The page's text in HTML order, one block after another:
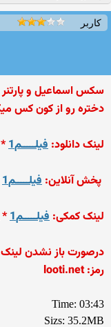
کاربر
سکس اسماعیل و
دختره رو از کون کس
لینک دانلود: فیلـــــم1 *
پخش آنلاین: فیلـــــم1
لینک کمکی: فیلـــــم1 *
درصورت باز نشدن
رمز: looti.net
Time: 03:43
Sizs: 35.2MB